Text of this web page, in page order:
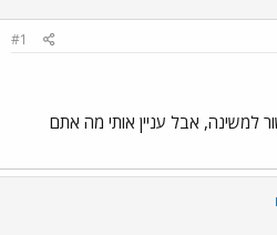
#1
למשינה, אבל עניין אותי מה אתם